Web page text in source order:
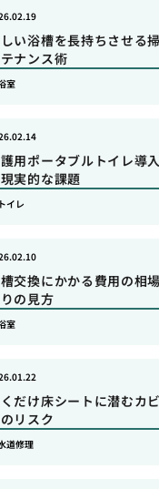
い浴槽を長持ちさせる
ナンス術
室
用ポータブルトイレ導
実的な課題
トイレ
交換にかかる費用の相
の見方
室
だけ床シートに潜むカ
リスク
道修理